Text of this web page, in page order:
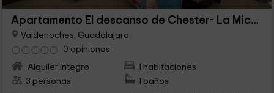
Apartamento El descanso de Chester- La Mica Real
Valdenoches, Guadalajara
0 opiniones
Alquiler íntegro
1 habitaciones
3 personas
1 baños